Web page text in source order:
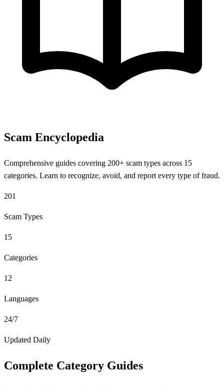
Scam Encyclopedia
Comprehensive guides covering 200+ scam types across 15
categories. Learn to recognize, avoid, and report every type of fraud.
201
Scam Types
15
Categories
12
Languages
24/7
Updated Daily
Complete Category Guides